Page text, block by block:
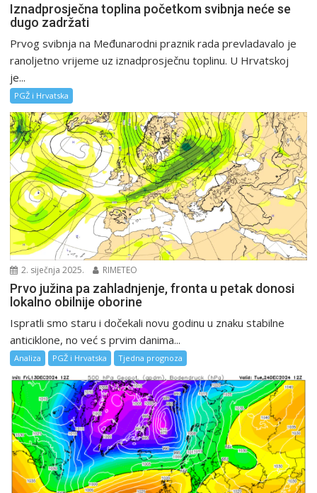
Iznadprosječna toplina početkom svibnja neće se
dugo zadržati
Prvog svibnja na Međunarodni praznik rada prevladavalo je
ranoljetno vrijeme uz iznadprosječnu toplinu. U Hrvatskoj
je...
PGŽ i Hrvatska
2. siječnja 2025. RIMETEO
Prvo južina pa zahladnjenje, fronta u petak donosi
lokalno obilnije oborine
Ispratli smo staru i dočekali novu godinu u znaku stabilne
anticiklone, no već s prvim danima...
Analiza PGŽ i Hrvatska Tjedna prognoza